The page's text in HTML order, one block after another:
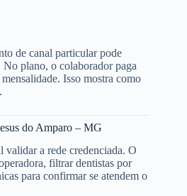
de canal particular pode
plano, o colaborador paga
Isso mostra como
do Amparo – MG
validar a rede credenciada. O
filtrar dentistas por
para confirmar se atendem o